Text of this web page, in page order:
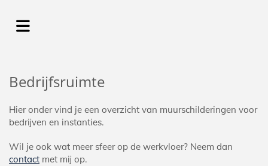
Bedrijfsruimte
Hier onder vind je een overzicht van muurschilderingen voor
bedrijven en instanties.
Wil je ook wat meer sfeer op de werkvloer? Neem dan
contact met mij op.